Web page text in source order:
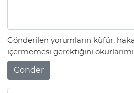
Gönderilen yorumların küfür,
içermemesi gerektiğini
Gönder